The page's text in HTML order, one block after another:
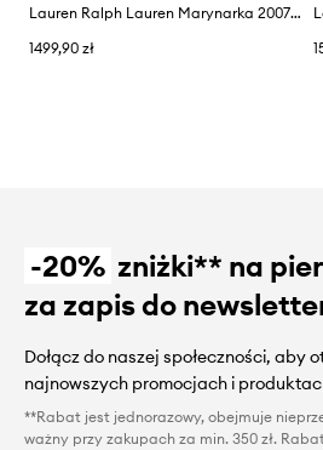
Lauren Ralph Lauren Marynarka 200797305005
1499,90 zł
-20% zniżki** na
za zapis do
Dołącz do naszej społeczności, aby
najnowszych promocjach i
**Rabat jest jednorazowy, obejmuje
ważny przy zakupach za min. 350 zł.